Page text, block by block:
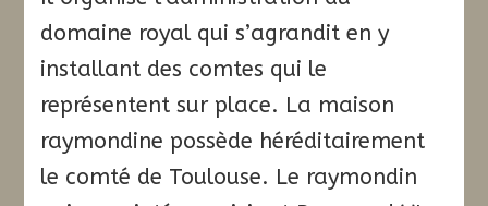
domaine royal qui s’agrandit en y
installant des comtes qui le
représentent sur place. La maison
raymondine possède héréditairement
le comté de Toulouse. Le raymondin